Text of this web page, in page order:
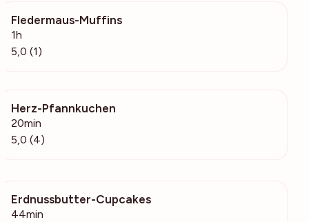
Fledermaus-Muffins
1h
5,0 (1)
Herz-Pfannkuchen
20min
5,0 (4)
Erdnussbutter-Cupcakes
44min